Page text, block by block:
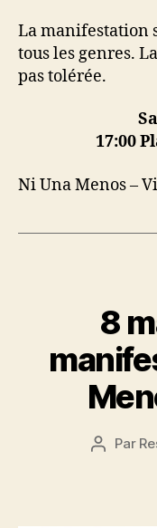
La manifestation
tous les genres.
pas tolérée.
17:00
Ni Una Menos –
8
Auteur
Par